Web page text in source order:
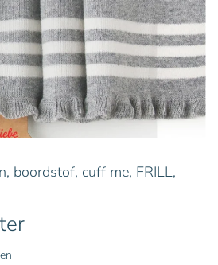
boordstof, cuff me, FRILL,